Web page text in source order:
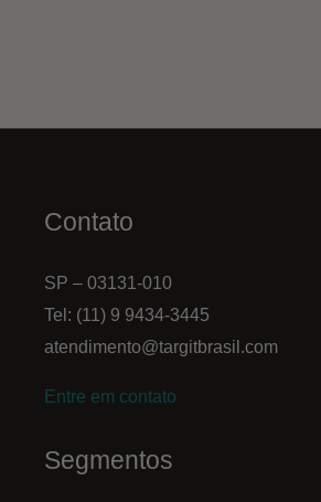
Contato
SP – 03131-010
Tel: (11) 9 9434-3445
atendimento@targitbrasil.com
Entre em contato
Segmentos